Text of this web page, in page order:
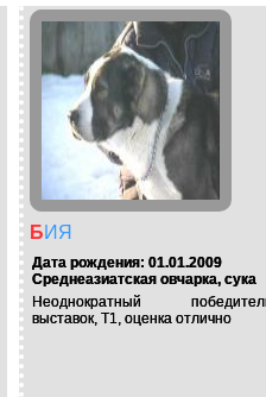
БИЯ
Дата рождения: 01.01.2009
Среднеазиатская овчарка, сука
Неоднократный
выставок, Т1, оценка отлично